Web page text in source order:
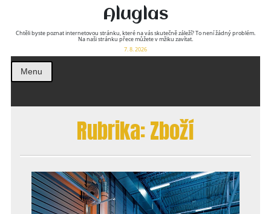
Aluglas
Chtěli byste poznat internetovou stránku, které na vás skutečně záleží? To není žádný problém.
Na naši stránku přece můžete v mžiku zavítat.
7. 8. 2026
Menu
Rubrika:Zboží